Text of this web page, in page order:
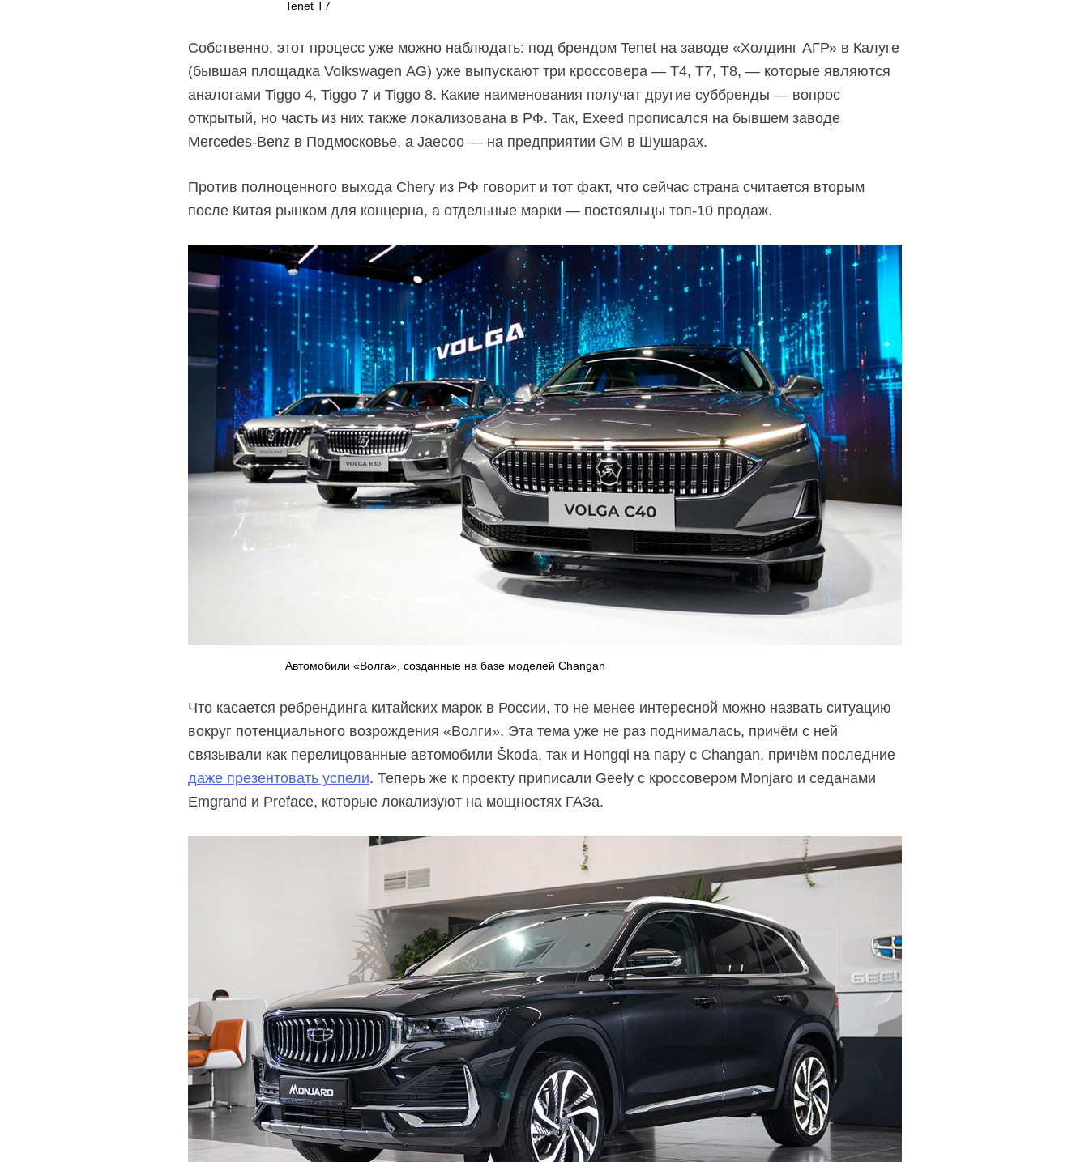
Tenet T7
Собственно, этот процесс уже можно наблюдать: под брендом Tenet на заводе «Холдинг АГР» в Калуге
(бывшая площадка Volkswagen AG) уже выпускают три кроссовера — T4, T7, T8, — которые являются
аналогами Tiggo 4, Tiggo 7 и Tiggo 8. Какие наименования получат другие суббренды — вопрос
открытый, но часть из них также локализована в РФ. Так, Exeed прописался на бывшем заводе
Mercedes-Benz в Подмосковье, а Jaecoo — на предприятии GM в Шушарах.
Против полноценного выхода Chery из РФ говорит и тот факт, что сейчас страна считается вторым
после Китая рынком для концерна, а отдельные марки — постояльцы топ-10продаж.
Автомобили «Волга», созданные на базе моделей Changan
Что касается ребрендинга китайских марок в России, то не менее интересной можно назвать ситуацию
вокруг потенциального возрождения «Волги». Эта тема уже не раз поднималась, причём с ней
связывали как перелицованные автомобили Škoda, так и Hongqi на пару с Changan, причём последние
даже презентовать успели. Теперь же к проекту приписали Geely с кроссовером Monjaro и седанами
Emgrand и Preface, которые локализуют на мощностях ГАЗа.